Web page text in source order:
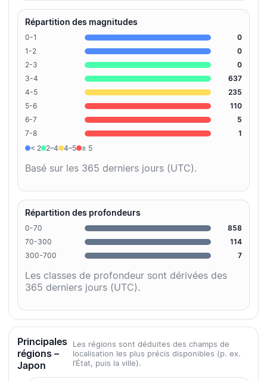
Répartition des magnitudes
0-1
0
1-2
0
2-3
0
3-4
637
4-5
235
5-6
110
6-7
5
7-8
1
< 2
2–4 4–5 ≥ 5
Basé sur les 365 derniers jours (UTC).
Répartition des profondeurs
0-70
858
70-300
114
300-700
7
Les classes de profondeur sont dérivées des
365 derniers jours (UTC).
Principales
régions –
Japon
Les régions sont déduites des champs de
localisation les plus précis disponibles (p. ex.
l’État, puis la ville).